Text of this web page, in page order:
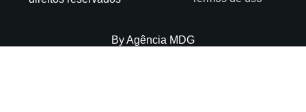
By Agência MDG